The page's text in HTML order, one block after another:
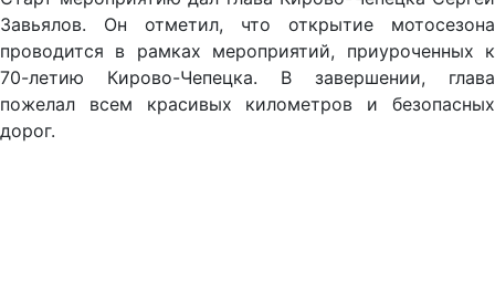
Завьялов. Он отметил, что открытие мотосезона
проводится в рамках мероприятий, приуроченных к
70-летию Кирово-Чепецка. В завершении, глава
пожелал всем красивых километров и безопасных
дорог.